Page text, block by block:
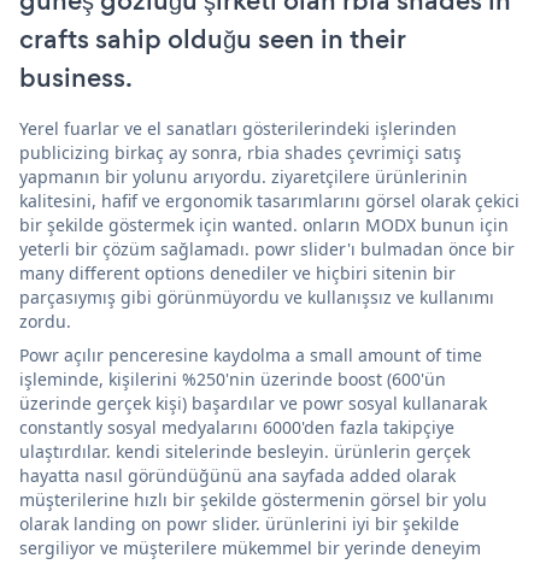
crafts sahip olduğu seen in their
business.
Yerel fuarlar ve el sanatları gösterilerindeki işlerinden
publicizing birkaç ay sonra, rbia shades çevrimiçi satış
yapmanın bir yolunu arıyordu. ziyaretçilere ürünlerinin
kalitesini, hafif ve ergonomik tasarımlarını görsel olarak çekici
bir şekilde göstermek için wanted. onların MODX bunun için
yeterli bir çözüm sağlamadı. powr slider'ı bulmadan önce bir
many different options denediler ve hiçbiri sitenin bir
parçasıymış gibi görünmüyordu ve kullanışsız ve kullanımı
zordu.
Powr açılır penceresine kaydolma a small amount of time
işleminde, kişilerini %250'nin üzerinde boost (600'ün
üzerinde gerçek kişi) başardılar ve powr sosyal kullanarak
constantly sosyal medyalarını 6000'den fazla takipçiye
ulaştırdılar. kendi sitelerinde besleyin. ürünlerin gerçek
hayatta nasıl göründüğünü ana sayfada added olarak
müşterilerine hızlı bir şekilde göstermenin görsel bir yolu
olarak landing on powr slider. ürünlerini iyi bir şekilde
sergiliyor ve müşterilere mükemmel bir yerinde deneyim